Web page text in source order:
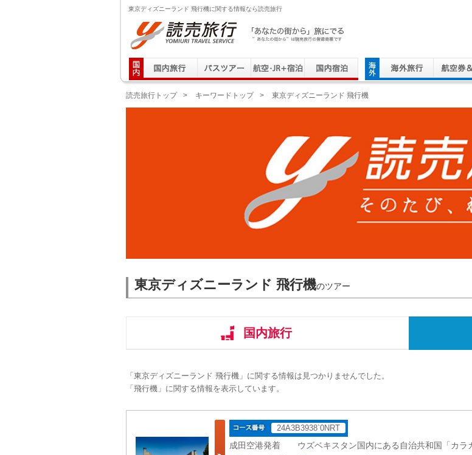
東京ディズニーランド 飛行機に関する情報なら読売旅行
読売旅行 「あなたの街から」旅にでる｜Yomiuri Travel Service
読売旅行トップ > キーワードトップ > 東京ディズニーランド 飛行機
東京ディズニーランド 飛行機のツアー
国内旅行
「東京ディズニーランド 飛行機」に関する情報は見つかりませんでした。
「飛行機」に関する情報を表示しています。
24A3B3938`0NRT